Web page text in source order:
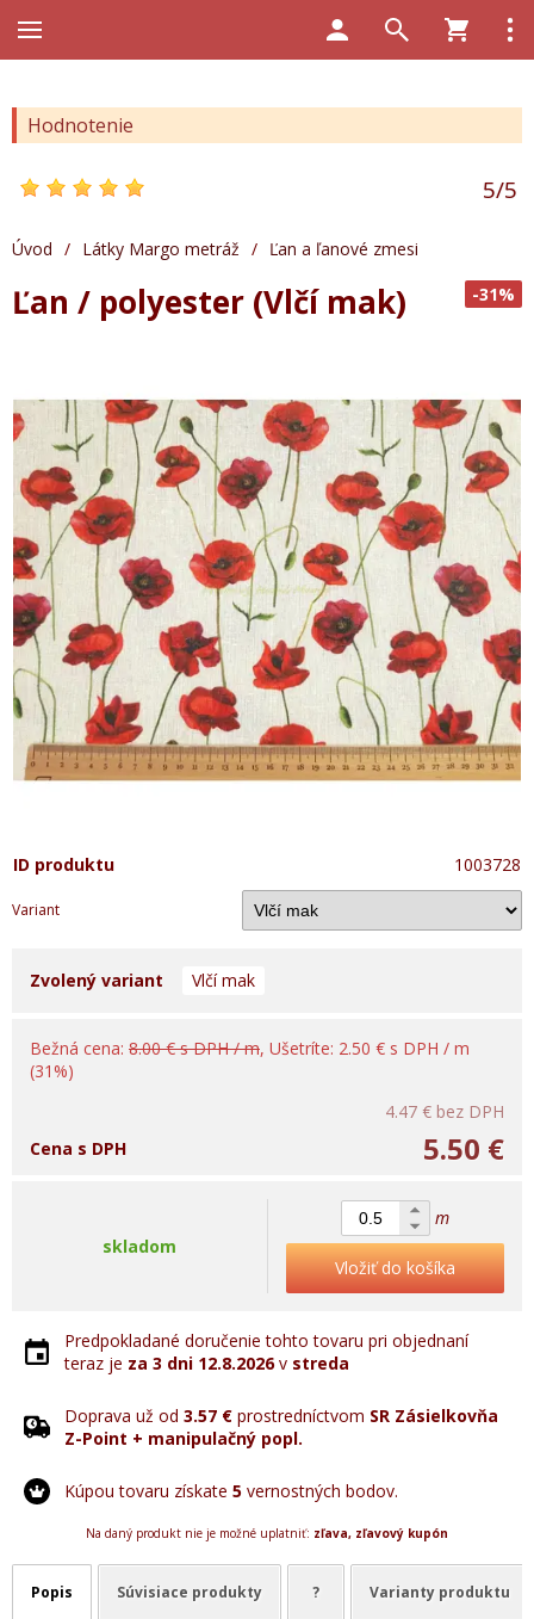
Hodnotenie
5/5
Úvod / Látky Margo metráž / Ľan a ľanové zmesi
-31%
Ľan / polyester (Vlčí mak)
ID produktu 1003728
Variant
Zvolený variant Vlčí mak
Bežná cena: 8.00 € s DPH / m, Ušetríte: 2.50 € s DPH / m
(31%)
4.47 € bez DPH
5.50 €
Cena s DPH
skladom
m
Vložiť do košíka
Predpokladané doručenie tohto tovaru pri objednaní
teraz je za 3 dni 12.8.2026v streda
Doprava už od 3.57 € prostredníctvom SR Zásielkovňa
Z-Point + manipulačný popl.
Kúpou tovaru získate 5 vernostných bodov.
Na daný produkt nie je možné uplatniť: zľava, zľavový kupón
Popis Súvisiace produkty ? Varianty produktu